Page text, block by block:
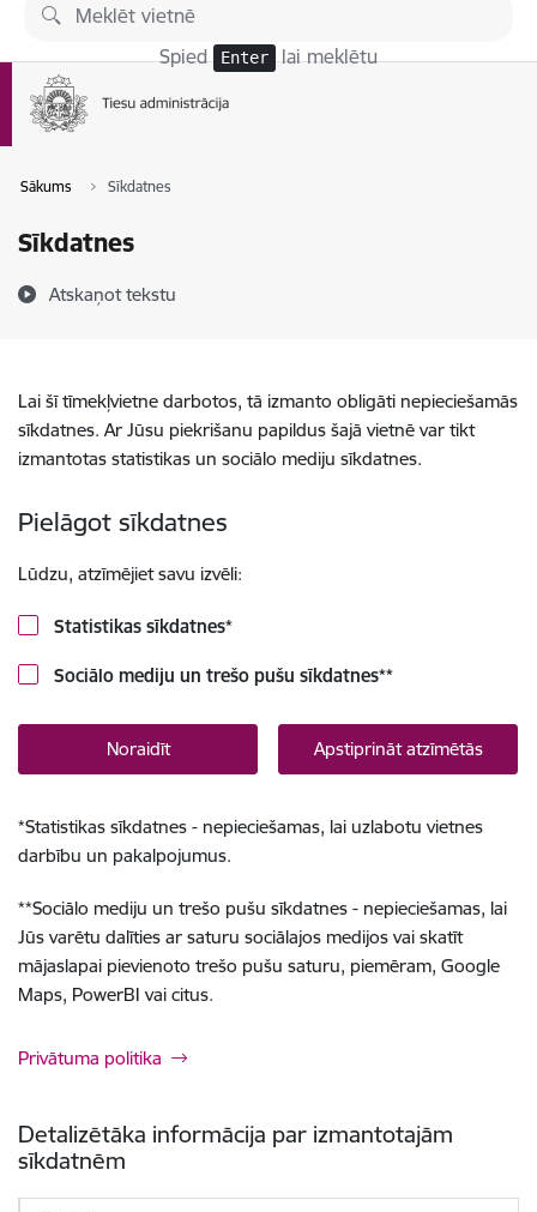
Pāriet uz lapas saturu
Spied Enter lai meklētu
Sākums Sīkdatnes
Sīkdatnes
Atskaņot tekstu
Lai šī tīmekļvietne darbotos, tā izmanto obligāti nepieciešamās
sīkdatnes. Ar Jūsu piekrišanu papildus šajā vietnē var tikt
izmantotas statistikas un sociālo mediju sīkdatnes.
Pielāgot sīkdatnes
Lūdzu, atzīmējiet savu izvēli:
Statistikas sīkdatnes*
Sociālo mediju un trešo pušu sīkdatnes**
Noraidīt Apstiprināt atzīmētās
*Statistikas sīkdatnes - nepieciešamas, lai uzlabotu vietnes
darbību un pakalpojumus.
**Sociālo mediju un trešo pušu sīkdatnes - nepieciešamas, lai
Jūs varētu dalīties ar saturu sociālajos medijos vai skatīt
mājaslapai pievienoto trešo pušu saturu, piemēram, Google
Maps, PowerBI vai citus.
Privātuma politika
Detalizētāka informācija par izmantotajām
sīkdatnēm